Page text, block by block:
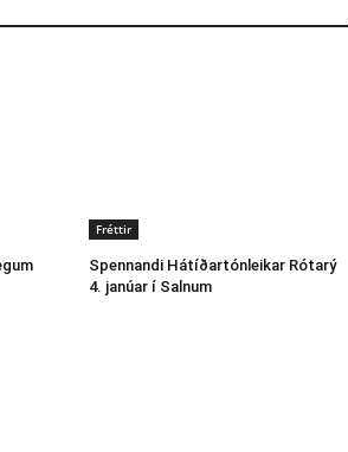
Fréttir
Spennandi Hátíðartónleikar Rótarý
4. janúar í Salnum